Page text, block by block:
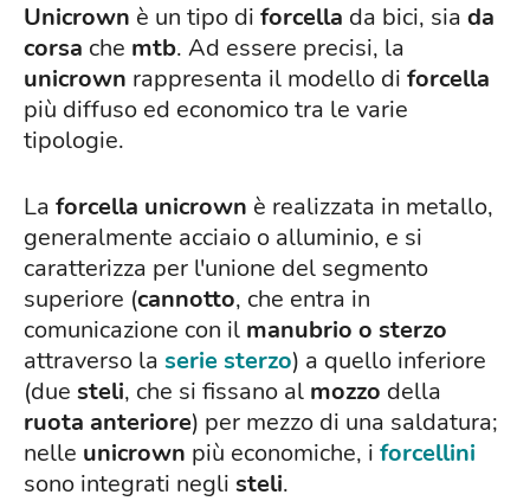
Unicrown è un tipo di forcella da bici, sia da
corsa che mtb. Ad essere precisi, la
unicrown rappresenta il modello di forcella
più diffuso ed economico tra le varie
tipologie.
La forcella unicrown è realizzata in metallo,
generalmente acciaio o alluminio, e si
caratterizza per l'unione del segmento
superiore (cannotto, che entra in
comunicazione con il manubrio o sterzo
attraverso la serie sterzo) a quello inferiore
(due steli, che si fissano al mozzo della
ruota anteriore) per mezzo di una saldatura;
nelle unicrown più economiche, i forcellini
sono integrati negli steli.